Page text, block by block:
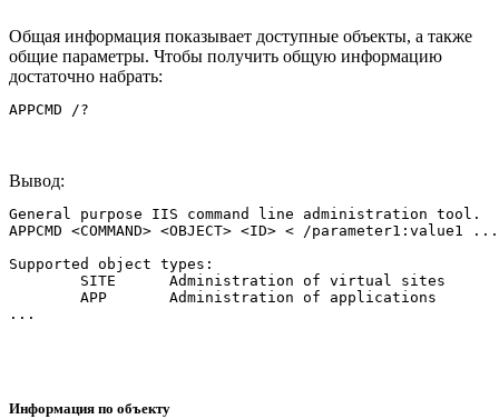
Общая информация показывает доступные объекты, а также
общие параметры. Чтобы получить общую информацию
достаточно набрать:
Вывод:
General purpose IIS command line administration tool.
APPCMD <COMMAND> <OBJECT> <ID> < /parameter1:value1
Supported object types:
Информация по объекту